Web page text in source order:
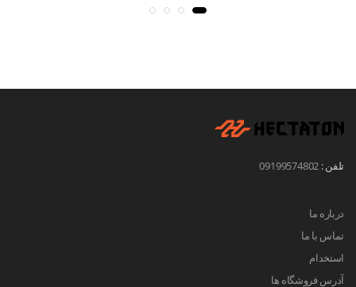
تلفن : 09199574802
درباره ما
تماس با ما
استخدام
آدرس فروشگاه ها